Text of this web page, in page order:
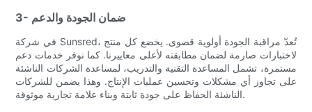
3- ضمان الجودة والدعم
في شركة Sunsred، تُعدّ مراقبة الجودة أولوية قصوى. يخضع كل منتج
لاختبارات صارمة لضمان مطابقته لأعلى معاييرنا. كما نوفر خدمات دعم
مستمرة، تشمل المساعدة التقنية والتدريب، لمساعدة الشركات الناشئة
على تجاوز أي مشكلات وتحسين عمليات الإنتاج. وهذا يضمن للشركات
الناشئة الحفاظ على جودة ثابتة وبناء علامة تجارية موثوقة.